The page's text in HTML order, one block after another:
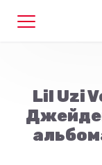
Lil Uzi